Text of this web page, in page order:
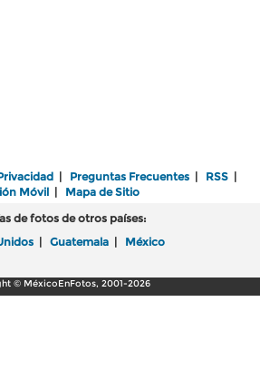
| Preguntas Frecuentes | RSS |
Móvil| Mapa de Sitio
de fotos de otros países:
| Guatemala | México
© MéxicoEnFotos, 2001-2026